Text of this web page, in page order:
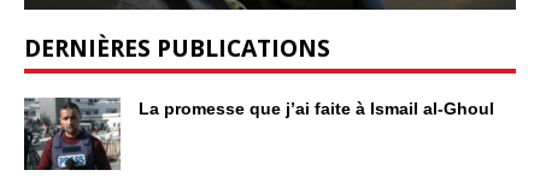
DERNIÈRES PUBLICATIONS
La promesse que j’ai faite à Ismail al-Ghoul